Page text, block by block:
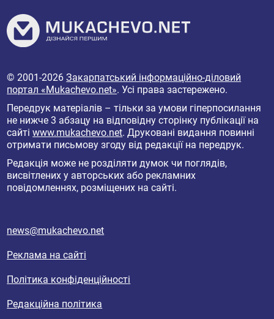
© 2001-2026Закарпатський інформаційно-діловий
портал «Mukachevo.net». Усі права застережено.
Передрук матеріалів – тільки за умови гіперпосилання
не нижче 3 абзацу на відповідну сторінку публікації на
сайтіwww.mukachevo.net. Друковані видання повинні
отримати письмову згоду від редакції на передрук.
Редакція може не розділяти думок чи поглядів,
висвітлених у авторських або рекламних
повідомленнях, розміщених на сайті.
news@mukachevo.net
Реклама на сайті
Політика конфіденційності
Редакційна політика